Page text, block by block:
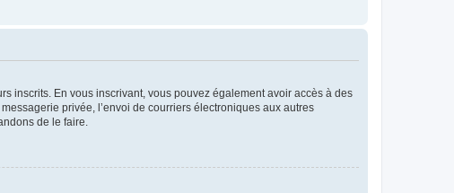
inscrits. En vous inscrivant, vous pouvez également avoir accès à des
privée, l’envoi de courriers électroniques aux autres
de le faire.